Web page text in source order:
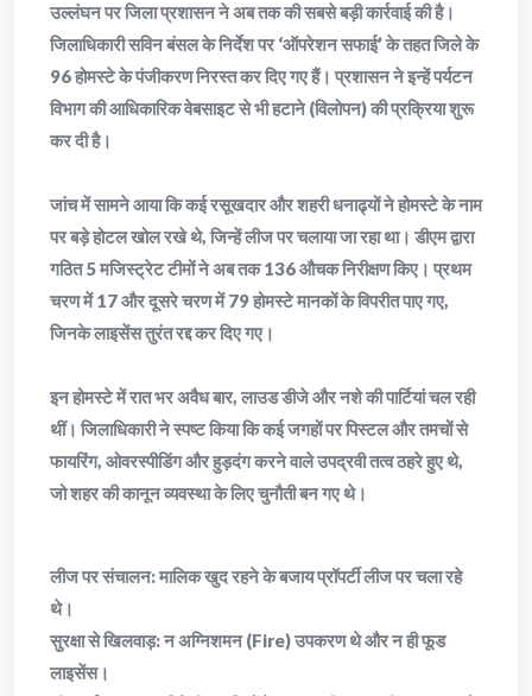
उल्लंघन पर जिला प्रशासन ने अब तक की सबसे बड़ी कार्रवाई की है।
जिलाधिकारी सविन बंसल के निर्देश पर ‘ऑपरेशन सफाई’ के तहत जिले के
96 होमस्टे के पंजीकरण निरस्त कर दिए गए हैं। प्रशासन ने इन्हें पर्यटन
विभाग की आधिकारिक वेबसाइट से भी हटाने (विलोपन) की प्रक्रिया शुरू
कर दी है।
जांच में सामने आया कि कई रसूखदार और शहरी धनाढ्यों ने होमस्टे के नाम
पर बड़े होटल खोल रखे थे, जिन्हें लीज पर चलाया जा रहा था। डीएम द्वारा
गठित 5 मजिस्ट्रेट टीमों ने अब तक 136 औचक निरीक्षण किए। प्रथम
चरण में 17 और दूसरे चरण में 79 होमस्टे मानकों के विपरीत पाए गए,
जिनके लाइसेंस तुरंत रद्द कर दिए गए।
इन होमस्टे में रात भर अवैध बार, लाउड डीजे और नशे की पार्टियां चल रही
थीं। जिलाधिकारी ने स्पष्ट किया कि कई जगहों पर पिस्टल और तमचों से
फायरिंग, ओवरस्पीडिंग और हुड़दंग करने वाले उपद्रवी तत्व ठहरे हुए थे,
जो शहर की कानून व्यवस्था के लिए चुनौती बन गए थे।
​लीज पर संचालन: मालिक खुद रहने के बजाय प्रॉपर्टी लीज पर चला रहे
थे।
​सुरक्षा से खिलवाड़: न अग्निशमन (Fire) उपकरण थे और न ही फूड
लाइसेंस।